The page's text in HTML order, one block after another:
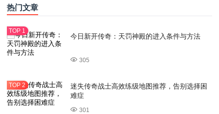
热门文章
今日新开传奇：天罚神殿的进入条件与方法
305
迷失传奇战士高效练级地图推荐，告别选择困
难症
301